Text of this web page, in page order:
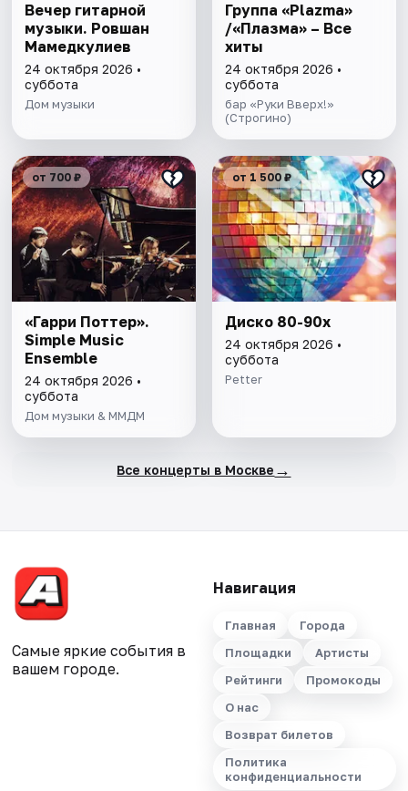
Вечер гитарной
музыки. Ровшан
Мамедкулиев
24 октября 2026 •
суббота
Дом музыки
Группа «Plazma»
/«Плазма» – Все
хиты
24 октября 2026 •
суббота
бар «Руки Вверх!»
(Строгино)
от 700 ₽
«Гарри Поттер».
Simple Music
Ensemble
24 октября 2026 •
суббота
Дом музыки & ММДМ
от 1 500 ₽
Диско 80-90х
24 октября 2026 •
суббота
Petter
Все концерты в Москве →
Самые яркие события в
вашем городе.
Навигация
Главная
Города
Площадки
Артисты
Рейтинги
Промокоды
О нас
Возврат билетов
Политика
конфиденциальности